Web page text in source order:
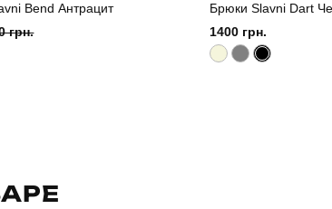
Bend Антрацит
грн.
Брюки Slavni Dart
1400 грн.